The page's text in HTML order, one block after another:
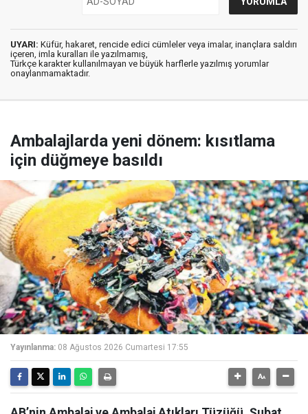
UYARI: Küfür, hakaret, rencide edici cümleler veya imalar, inançlara saldırı
içeren, imla kuralları ile yazılmamış,
Türkçe karakter kullanılmayan ve büyük harflerle yazılmış yorumlar
onaylanmamaktadır.
Ambalajlarda yeni dönem: kısıtlama
için düğmeye basıldı
Yayınlanma: 08 Ağustos 2026 Cumartesi 17:55